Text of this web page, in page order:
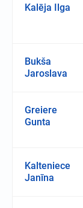
Kalēja Ilga
Bukša
Jaroslava
Greiere
Gunta
Kalteniece
Janīna